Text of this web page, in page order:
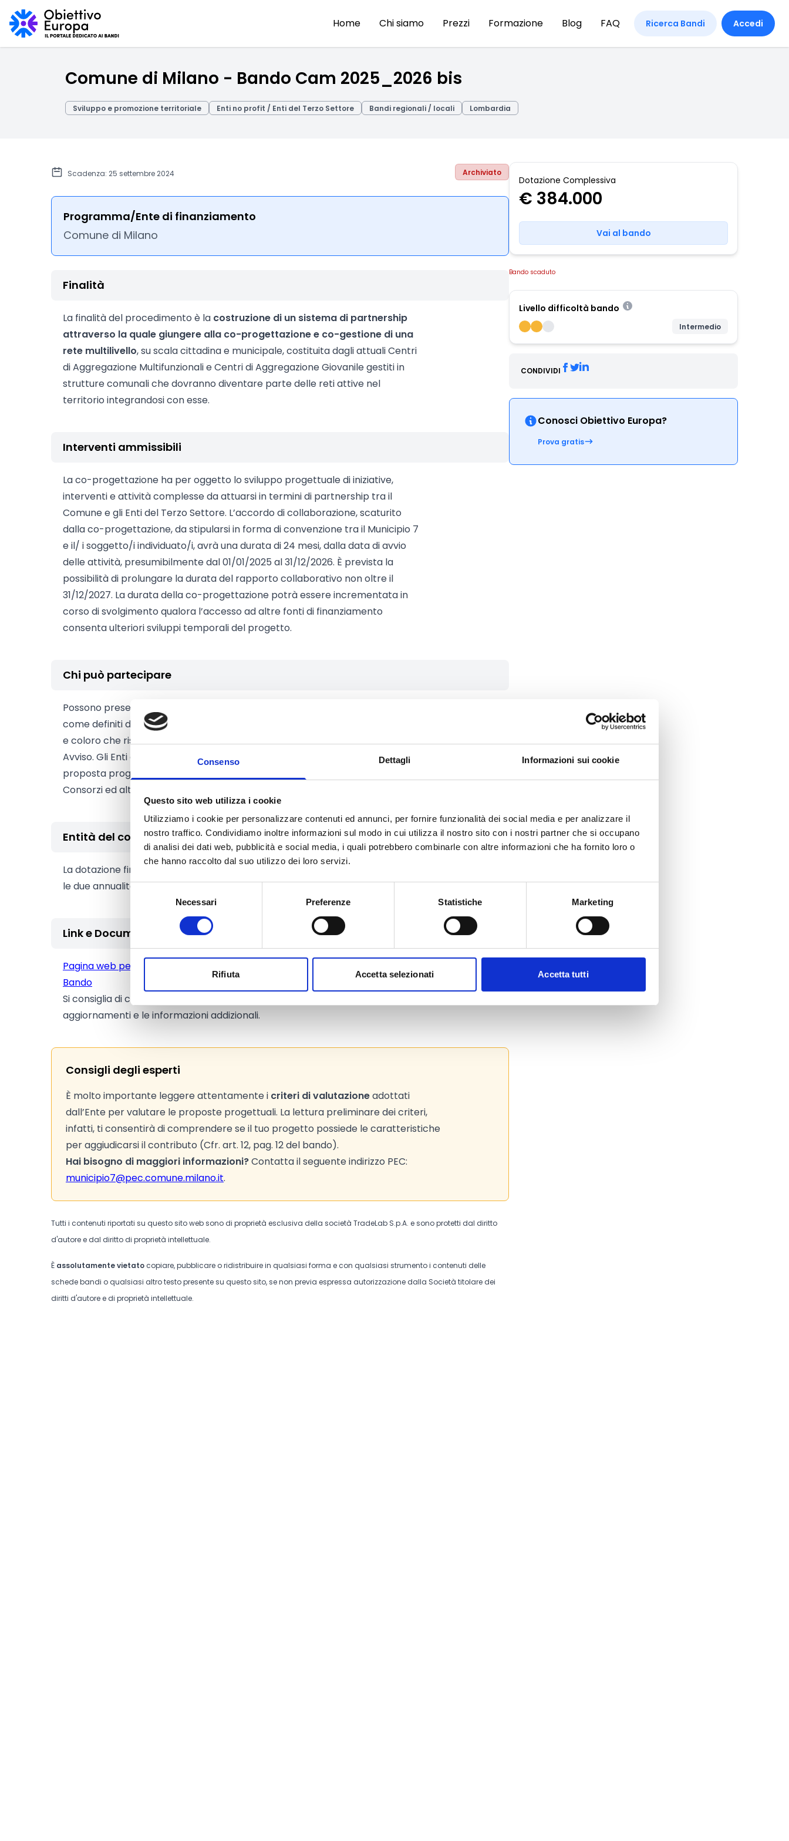
Consenso Dettagli Informazioni sui cookie
Questo sito web utilizza i cookie
Utilizziamo i cookie per personalizzare contenuti ed annunci, per fornire funzionalità dei social media e per analizzare il
nostro traffico. Condividiamo inoltre informazioni sul modo in cui utilizza il nostro sito con i nostri partner che si occupano
di analisi dei dati web, pubblicità e social media, i quali potrebbero combinarle con altre informazioni che ha fornito loro o
che hanno raccolto dal suo utilizzo dei loro servizi.
Selezione
Necessari Preferenze Statistiche Marketing
Rifiuta Accetta selezionati Accetta tutti
Home Chi siamo Prezzi Formazione Blog FAQ Ricerca Bandi Accedi
Comune di Milano - Bando Cam 2025_2026 bis
Sviluppo e promozione territoriale Enti no profit / Enti del Terzo Settore Bandi regionali / locali Lombardia
Scadenza: 25 settembre 2024 Archiviato
Programma/Ente di finanziamento
Comune di Milano
Finalità
La finalità del procedimento è la costruzione di un sistema di partnership
attraverso la quale giungere alla co-progettazione e co-gestione di una
rete multilivello, su scala cittadina e municipale, costituita dagli attuali Centri
di Aggregazione Multifunzionali e Centri di Aggregazione Giovanile gestiti in
strutture comunali che dovranno diventare parte delle reti attive nel
territorio integrandosi con esse.
Interventi ammissibili
La co-progettazione ha per oggetto lo sviluppo progettuale di iniziative,
interventi e attività complesse da attuarsi in termini di partnership tra il
Comune e gli Enti del Terzo Settore. L’accordo di collaborazione, scaturito
dalla co-progettazione, da stipularsi in forma di convenzione tra il Municipio 7
e il/ i soggetto/i individuato/i, avrà una durata di 24 mesi, dalla data di avvio
delle attività, presumibilmente dal 01/01/2025 al 31/12/2026. È prevista la
possibilità di prolungare la durata del rapporto collaborativo non oltre il
31/12/2027. La durata della co-progettazione potrà essere incrementata in
corso di svolgimento qualora l’accesso ad altre fonti di finanziamento
consenta ulteriori sviluppi temporali del progetto.
Chi può partecipare
Possono presentare la manifestazione di interesse gli
come definiti dall’art. 4 del D.lgs. 3 luglio 2017 n. 117 “Codice del Terzo Settore”,
e coloro che risultano in possesso dei requisiti di cui all’art. 9 del presente
Avviso. Gli Enti del Terzo Settore interessati potranno presentare la propria
proposta progettuale sia in forma singola che aggregata (A.T.S., A.T.I.,
Consorzi ed altro).
Entità del contributo
La dotazione finanziaria complessiva ammonta a
le due annualità.
Link e Documenti
Pagina web per formulari e documenti
Bando
Si consiglia di consultare regolarmente il sito web ufficiale del bando per gli
aggiornamenti e le informazioni addizionali.
Consigli degli esperti
È molto importante leggere attentamente i criteri di valutazioneadottati
dall’Ente per valutare le proposte progettuali. La lettura preliminare dei criteri,
infatti, ti consentirà di comprendere se il tuo progetto possiede le caratteristiche
per aggiudicarsi il contributo (Cfr. art. 12, pag. 12 del bando).
Hai bisogno di maggiori informazioni?Contatta il seguente indirizzo PEC:
municipio7@pec.comune.milano.it.
Tutti i contenuti riportati su questo sito web sono di proprietà esclusiva della società TradeLab S.p.A. e sono protetti dal diritto
d'autore e dal diritto di proprietà intellettuale.
È assolutamente vietato copiare, pubblicare o ridistribuire in qualsiasi forma e con qualsiasi strumento i contenuti delle
schede bandi o qualsiasi altro testo presente su questo sito, se non previa espressa autorizzazione dalla Società titolare dei
diritti d'autore e di proprietà intellettuale.
Dotazione Complessiva
€ 384.000
Vai al bando
Bando scaduto
Livello difficoltà bando
Intermedio
CONDIVIDI
Conosci Obiettivo Europa?
Prova gratis